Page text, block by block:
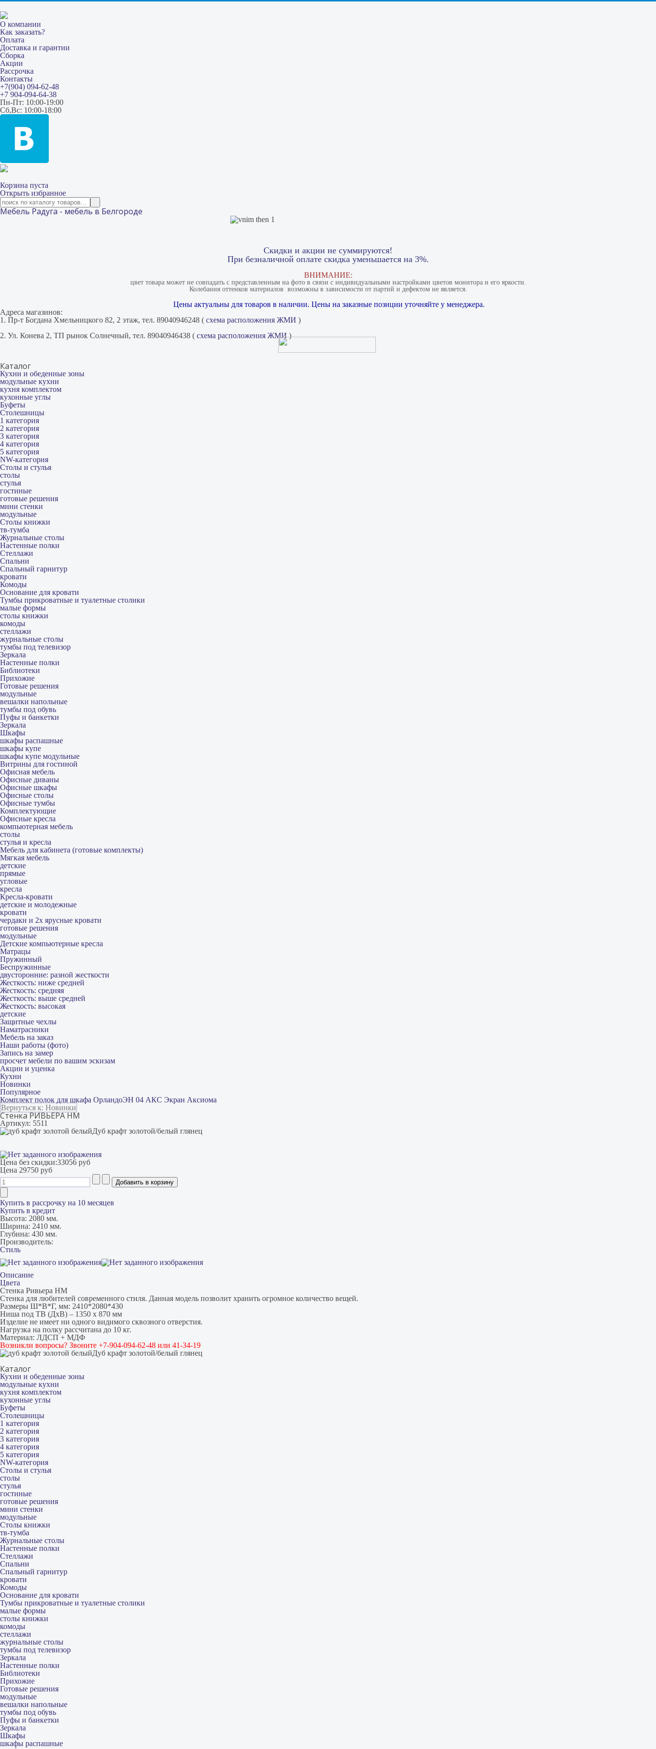
О компании
Как заказать?
Оплата
Доставка и гарантии
Сборка
Акции
Рассрочка
Контакты
+7(904) 094-62-48
+7 904-094-64-38
Пн-Пт: 10:00-19:00
Сб,Вс: 10:00-18:00
Корзина пуста
Открыть избранное
Мебель Радуга - мебель в Белгороде
Скидки и акции не суммируются!
При безналичной оплате скидка уменьшается на 3%.
ВНИМАНИЕ:
цвет товара может не совпадать с представленным на фото в связи с индивидуальными настройками цветов монитора и его яркости.
Колебания оттенков материалов​ ​ возможны в зависимости от партий и дефектом не является.
Цены актуальны для товаров в наличии. Цены на заказные позиции уточняйте у менеджера.
Адреса магазинов:
1. Пр-т Богдана Хмельницкого 82, 2 этаж, тел. 89040946248 ( схема расположения ЖМИ )
2. Ул. Конева 2, ТП рынок Солнечный, тел. 89040946438 ( схема расположения ЖМИ)
Каталог
Кухни и обеденные зоны
модульные кухни
кухня комплектом
кухонные углы
Буфеты
Столешницы
1 категория
2 категория
3 категория
4 категория
5 категория
NW-категория
Столы и стулья
столы
стулья
гостиные
готовые решения
мини стенки
модульные
Столы книжки
тв-тумба
Журнальные столы
Настенные полки
Стеллажи
Спальни
Спальный гарнитур
кровати
Комоды
Основание для кровати
Тумбы прикроватные и туалетные столики
малые формы
столы книжки
комоды
стеллажи
журнальные столы
тумбы под телевизор
Зеркала
Настенные полки
Библиотеки
Прихожие
Готовые решения
модульные
вешалки напольные
тумбы под обувь
Пуфы и банкетки
Зеркала
Шкафы
шкафы распашные
шкафы купе
шкафы купе модульные
Витрины для гостиной
Офисная мебель
Офисные диваны
Офисные шкафы
Офисные столы
Офисные тумбы
Комплектующие
Офисные кресла
компьютерная мебель
столы
стулья и кресла
Мебель для кабинета (готовые комплекты)
Мягкая мебель
детские
прямые
угловые
кресла
Кресла-кровати
детские и молодежные
кровати
чердаки и 2х ярусные кровати
готовые решения
модульные
Детские компьютерные кресла
Матрацы
Пружинный
Беспружинные
двусторонние: разной жесткости
Жесткость: ниже средней
Жесткость: средняя
Жесткость: выше средней
Жесткость: высокая
детские
Защитные чехлы
Наматрасники
Мебель на заказ
Наши работы (фото)
Запись на замер
просчет мебели по вашим эскизам
Акции и уценка
Кухни
Новинки
Популярное
Комплект полок для шкафа ОрландоЭН 04 АКС Экран Аксиома
Вернуться к: Новинки
Стенка РИВЬЕРА НМ
Артикул: 5511
Дуб крафт золотой/белый глянец
Цена без скидки:33056 руб
Цена 29750 руб
Купить в рассрочку на 10 месяцев
Купить в кредит
Высота: 2080 мм.
Ширина: 2410 мм.
Глубина: 430 мм.
Производитель:
Стиль
Описание
Цвета
Стенка Ривьера НМ
Стенка для любителей современного стиля. Данная модель позволит хранить огромное количество вещей.
Размеры Ш*В*Г, мм: 2410*2080*430
Ниша под ТВ (ДхВ) – 1350 х 870 мм
Изделие не имеет ни одного видимого сквозного отверстия.
Нагрузка на полку рассчитана до 10 кг.
Материал: ЛДСП + МДФ
Возникли вопросы? Звоните +7-904-094-62-48 или 41-34-19
Дуб крафт золотой/белый глянец
Каталог
Кухни и обеденные зоны
модульные кухни
кухня комплектом
кухонные углы
Буфеты
Столешницы
1 категория
2 категория
3 категория
4 категория
5 категория
NW-категория
Столы и стулья
столы
стулья
гостиные
готовые решения
мини стенки
модульные
Столы книжки
тв-тумба
Журнальные столы
Настенные полки
Стеллажи
Спальни
Спальный гарнитур
кровати
Комоды
Основание для кровати
Тумбы прикроватные и туалетные столики
малые формы
столы книжки
комоды
стеллажи
журнальные столы
тумбы под телевизор
Зеркала
Настенные полки
Библиотеки
Прихожие
Готовые решения
модульные
вешалки напольные
тумбы под обувь
Пуфы и банкетки
Зеркала
Шкафы
шкафы распашные